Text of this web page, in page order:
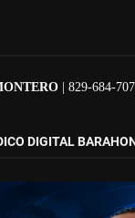
| 829-684-
DIGITAL